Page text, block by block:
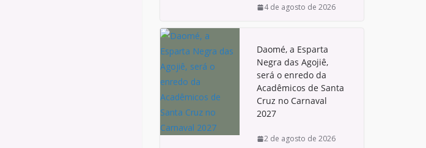
4 de agosto de 2026
Daomé, a Esparta
Negra das Agojiê,
será o enredo da
Acadêmicos de Santa
Cruz no Carnaval
2027
2 de agosto de 2026